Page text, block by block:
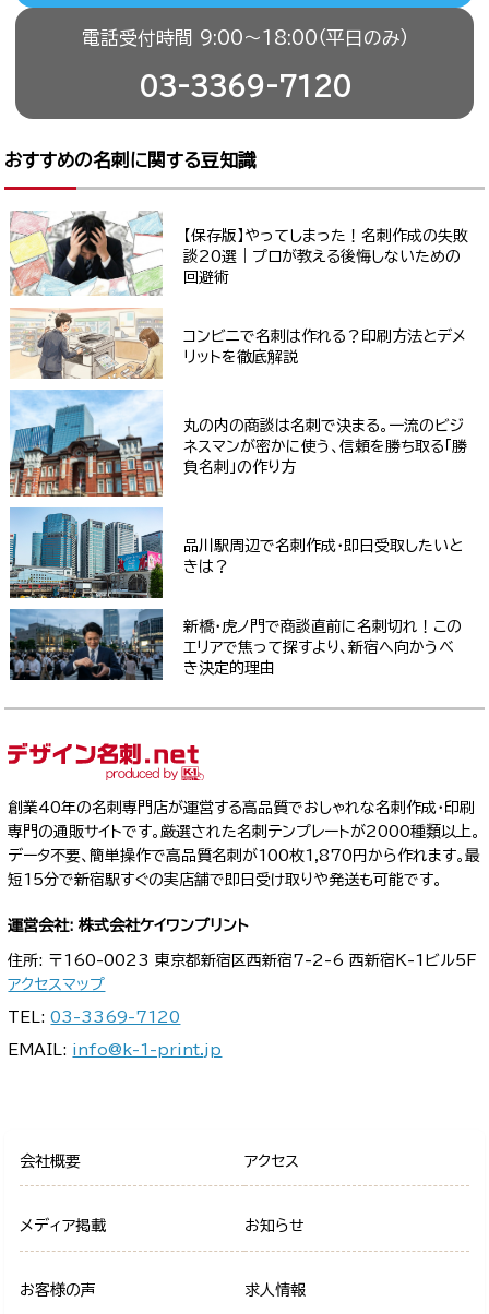
電話受付時間 9:00〜18:00（平日のみ）
03-3369-7120
おすすめの名刺に関する豆知識
【保存版】やってしまった！名刺作成の失敗
談20選｜プロが教える後悔しないための
回避術
コンビニで名刺は作れる？印刷方法とデメ
リットを徹底解説
丸の内の商談は名刺で決まる。一流のビジ
ネスマンが密かに使う、信頼を勝ち取る「勝
負名刺」の作り方
品川駅周辺で名刺作成・即日受取したいと
きは？
新橋・虎ノ門で商談直前に名刺切れ！この
エリアで焦って探すより、新宿へ向かうべ
き決定的理由
創業40年の名刺専門店が運営する高品質でおしゃれな名刺作成・印刷
専門の通販サイトです。厳選された名刺テンプレートが2000種類以上。
データ不要、簡単操作で高品質名刺が100枚1,870円から作れます。最
短15分で新宿駅すぐの実店舗で即日受け取りや発送も可能です。
運営会社: 株式会社ケイワンプリント
住所: 〒160-0023 東京都新宿区西新宿7-2-6 西新宿K-1ビル5F
アクセスマップ
TEL:03-3369-7120
EMAIL: info@k-1-print.jp
会社概要 アクセス
メディア掲載 お知らせ
お客様の声 求人情報